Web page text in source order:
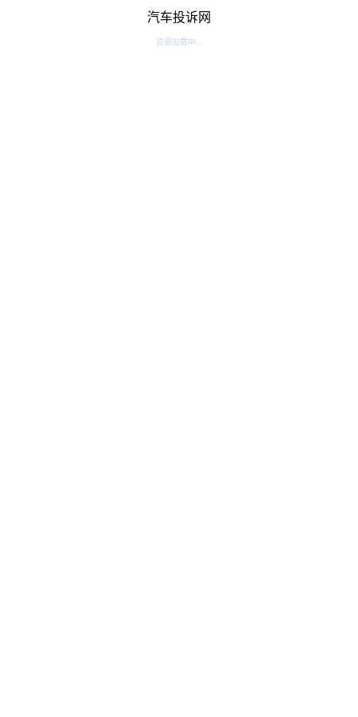
汽车投诉网
资源加载中...